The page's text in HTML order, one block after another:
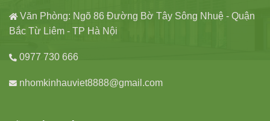
Văn Phòng: Ngõ 86 Đường Bờ Tây Sông Nhuệ - Quận
Bắc Từ Liêm - TP Hà Nội
0977 730 666
nhomkinhauviet8888@gmail.com